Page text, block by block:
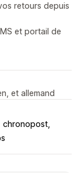
retours depuis
et portail de
et allemand
chronopost